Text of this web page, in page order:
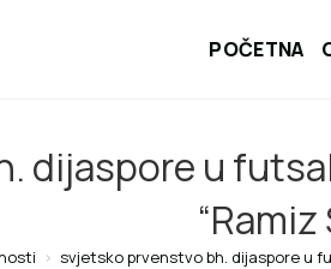
POČETNA
dijaspore u
> svjetsko prvenstvo bh. dijaspore u